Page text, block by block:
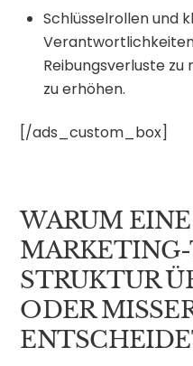
Schlüsselrollen und
Reibungsverluste zu
zu erhöhen.
[/ads_custom_box]
WARUM
STRUKTUR
ODER